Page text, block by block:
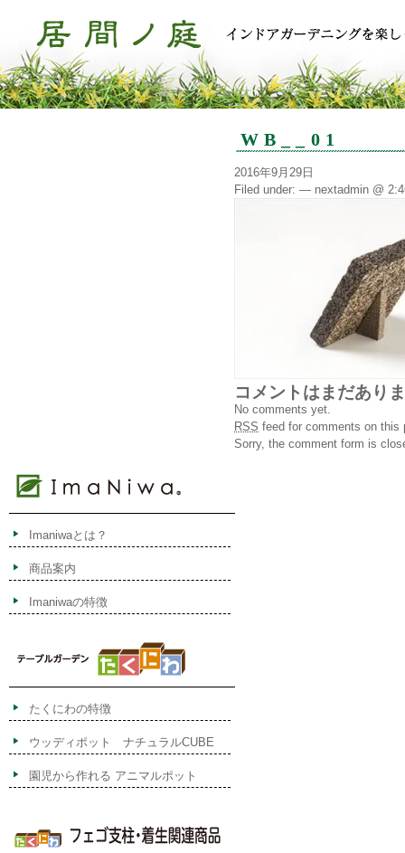
WB__01
2016年9月29日
Filed under: — nextadmin @
コメントはまだあり
No comments yet.
RSS feed for comments on this
Sorry, the comment form is
Imaniwaとは？
商品案内
Imaniwaの特徴
たくにわの特徴
ウッディポット ナチュラルCUBE
園児から作れる アニマルポット